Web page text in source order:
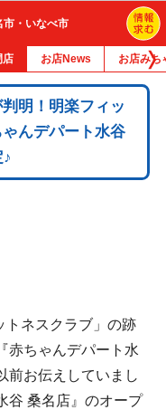
市・いなべ市
店 お店News お店みち
明！明楽フィッ
んデパート水谷
トネスクラブ」の跡
赤ちゃんデパート水
前お伝えしていまし
谷 桑名店』のオープ